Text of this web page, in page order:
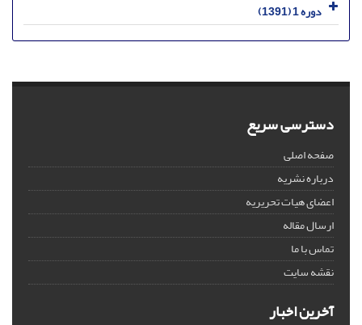
دوره 1 (1391)
دسترسی سریع
صفحه اصلی
درباره نشریه
اعضای هیات تحریریه
ارسال مقاله
تماس با ما
نقشه سایت
آخرین اخبار